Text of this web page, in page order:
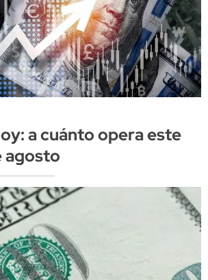
a cuánto opera este
agosto